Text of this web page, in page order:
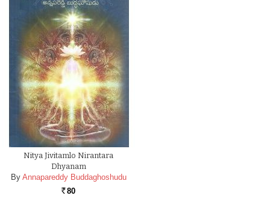
Nitya Jivitamlo Nirantara
Dhyanam
By Annapareddy Buddaghoshudu
Rs. 80